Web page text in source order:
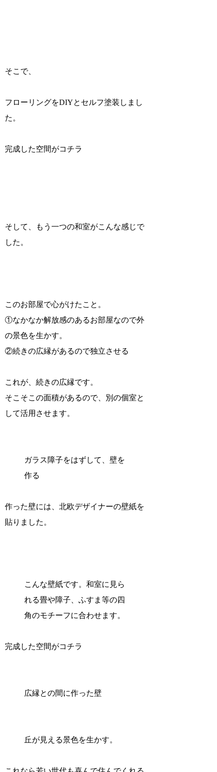
そこで、
フローリングをDIYとセルフ塗装しまし
た。
完成した空間がコチラ
そして、もう一つの和室がこんな感じで
した。
このお部屋で心がけたこと。
①なかなか解放感のあるお部屋なので外
の景色を生かす。
②続きの広縁があるので独立させる
これが、続きの広縁です。
そこそこの面積があるので、別の個室と
して活用させます。
ガラス障子をはずして、壁を
作る
作った壁には、北欧デザイナーの壁紙を
貼りました。
こんな壁紙です。和室に見ら
れる畳や障子、ふすま等の四
角のモチーフに合わせます。
完成した空間がコチラ
広縁との間に作った壁
丘が見える景色を生かす。